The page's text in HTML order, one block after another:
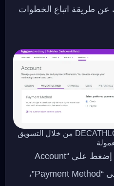
عن طريقة اتباع الخطوات
كيفية الربح من ديكاتلون DECATHLON من خلال التسويق
اضغط على “Account” ثم إضغط على “Account
details”، وبعدها اضغط على “Payment Method”،